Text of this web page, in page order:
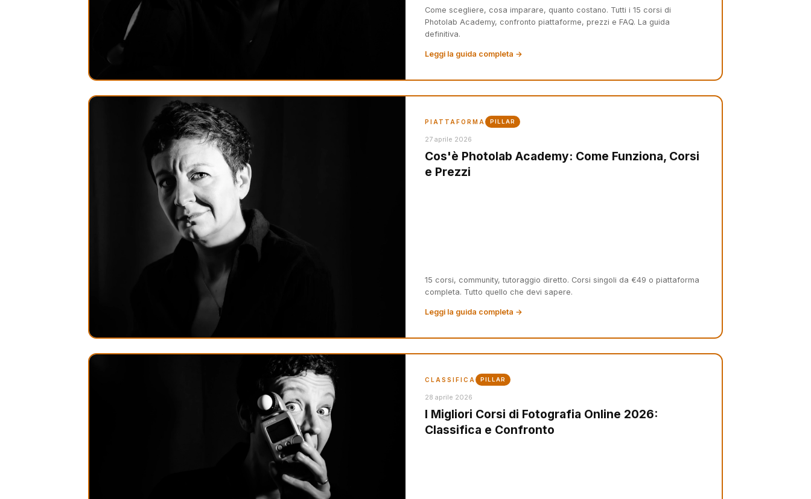
Come scegliere, cosa imparare, quanto costano. Tutti i 15 corsi di
Photolab Academy, confronto piattaforme, prezzi e FAQ. La guida
definitiva.
Leggi la guida completa →
PIATTAFORMA PILLAR
27 aprile 2026
Cos'è Photolab Academy: Come Funziona, Corsi
e Prezzi
15 corsi, community, tutoraggio diretto. Corsi singoli da €49 o piattaforma
completa. Tutto quello che devi sapere.
Leggi la guida completa →
CLASSIFICA PILLAR
28 aprile 2026
I Migliori Corsi di Fotografia Online 2026:
Classifica e Confronto